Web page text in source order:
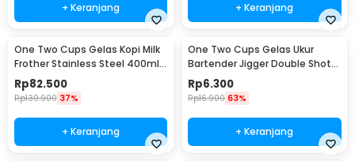
+ Keranjang + Keranjang
One Two Cups Gelas Kopi Milk
Frother Stainless Steel 400ml -
WZ0011
Rp82.500
Rp130.900 37%
+ Keranjang
One Two Cups Gelas Ukur
Bartender Jigger Double Shot
15ml and 30ml - LE2
Rp6.300
Rp16.900 63%
+ Keranjang